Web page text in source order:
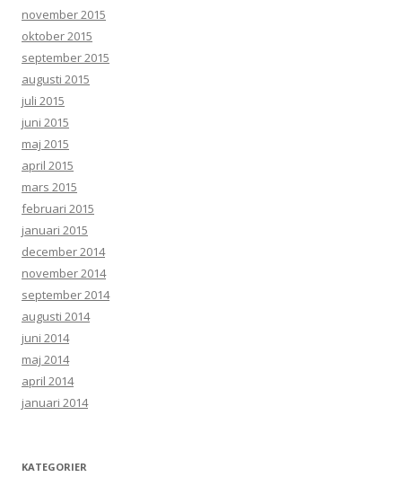
november 2015
oktober 2015
september 2015
augusti 2015
juli 2015
juni 2015
maj 2015
april 2015
mars 2015
februari 2015
januari 2015
december 2014
november 2014
september 2014
augusti 2014
juni 2014
maj 2014
april 2014
januari 2014
KATEGORIER